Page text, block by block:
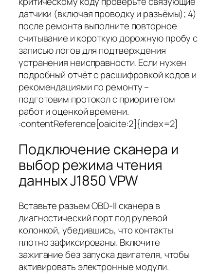
датчики (включая проводку и разъёмы); 4)
после ремонта выполните повторное
считывание и короткую дорожную пробу с
записью логов для подтверждения
устранения неисправности. Если нужен
подробный отчёт с расшифровкой кодов и
рекомендациями по ремонту –
подготовим протокол с приоритетом
работ и оценкой времени.
:contentReference[oaicite:2]{index=2}
Подключение сканера и
выбор режима чтения
данных J1850 VPW
Вставьте разъем OBD-II сканера в
диагностический порт под рулевой
колонкой, убедившись, что контакты
плотно зафиксированы. Включите
зажигание без запуска двигателя, чтобы
активировать электронные модули.